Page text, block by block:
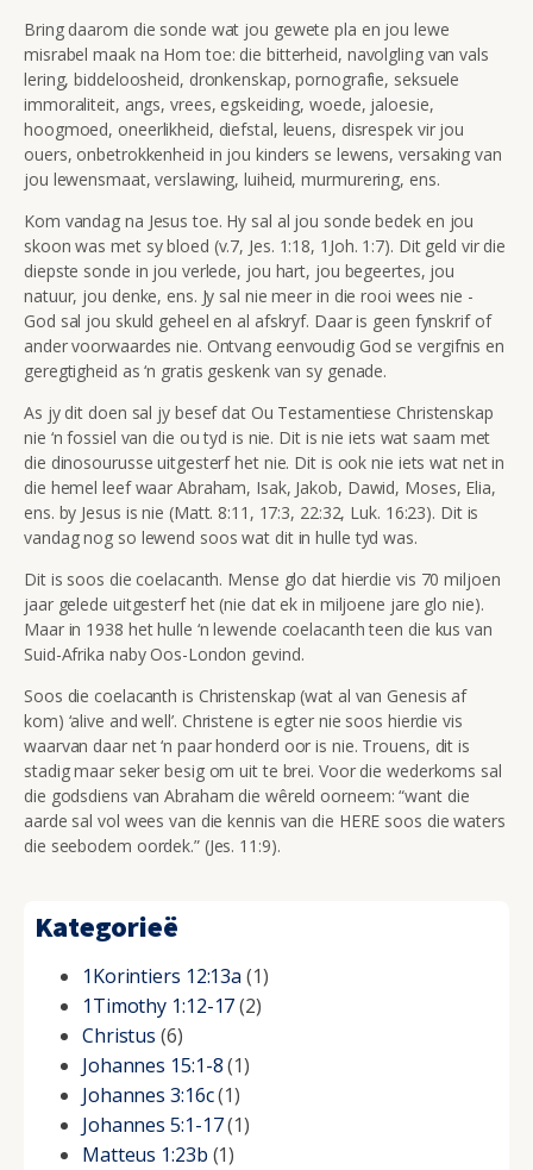
Bring daarom die sonde wat jou gewete pla en jou lewe
misrabel maak na Hom toe: die bitterheid, navolgling van vals
lering, biddeloosheid, dronkenskap, pornografie, seksuele
immoraliteit, angs, vrees, egskeiding, woede, jaloesie,
hoogmoed, oneerlikheid, diefstal, leuens, disrespek vir jou
ouers, onbetrokkenheid in jou kinders se lewens, versaking van
jou lewensmaat, verslawing, luiheid, murmurering, ens.
Kom vandag na Jesus toe. Hy sal al jou sonde bedek en jou
skoon was met sy bloed (v.7, Jes. 1:18, 1Joh. 1:7). Dit geld vir die
diepste sonde in jou verlede, jou hart, jou begeertes, jou
natuur, jou denke, ens. Jy sal nie meer in die rooi wees nie -
God sal jou skuld geheel en al afskryf. Daar is geen fynskrif of
ander voorwaardes nie. Ontvang eenvoudig God se vergifnis en
geregtigheid as ‘n gratis geskenk van sy genade.
As jy dit doen sal jy besef dat Ou Testamentiese Christenskap
nie ‘n fossiel van die ou tyd is nie. Dit is nie iets wat saam met
die dinosourusse uitgesterf het nie. Dit is ook nie iets wat net in
die hemel leef waar Abraham, Isak, Jakob, Dawid, Moses, Elia,
ens. by Jesus is nie (Matt. 8:11, 17:3, 22:32, Luk. 16:23). Dit is
vandag nog so lewend soos wat dit in hulle tyd was.
Dit is soos die coelacanth. Mense glo dat hierdie vis 70 miljoen
jaar gelede uitgesterf het (nie dat ek in miljoene jare glo nie).
Maar in 1938 het hulle ‘n lewende coelacanth teen die kus van
Suid-Afrika naby Oos-London gevind.
Soos die coelacanth is Christenskap (wat al van Genesis af
kom) ‘alive and well’. Christene is egter nie soos hierdie vis
waarvan daar net ‘n paar honderd oor is nie. Trouens, dit is
stadig maar seker besig om uit te brei. Voor die wederkoms sal
die godsdiens van Abraham die wêreld oorneem: “want die
aarde sal vol wees van die kennis van die HERE soos die waters
die seebodem oordek.” (Jes. 11:9).
Kategorieë
1Korintiers 12:13a (1)
1Timothy 1:12-17(2)
Christus (6)
Johannes 15:1-8(1)
Johannes 3:16c(1)
Johannes 5:1-17(1)
Matteus 1:23b (1)